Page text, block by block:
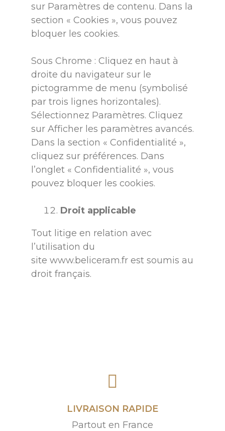
sur Paramètres de contenu. Dans la
section « Cookies », vous pouvez
bloquer les cookies.
Sous Chrome : Cliquez en haut à
droite du navigateur sur le
pictogramme de menu (symbolisé
par trois lignes horizontales).
Sélectionnez Paramètres. Cliquez
sur Afficher les paramètres avancés.
Dans la section « Confidentialité »,
cliquez sur préférences. Dans
l’onglet « Confidentialité », vous
pouvez bloquer les cookies.
Droit applicable
Tout litige en relation avec
l’utilisation du
site www.beliceram.frest soumis au
droit français.
LIVRAISON RAPIDE
Partout en France